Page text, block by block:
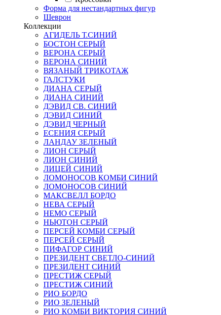
Форма для нестандартных фигур
Шеврон
Коллекции
АГИДЕЛЬ Т.СИНИЙ
БОСТОН СЕРЫЙ
ВЕРОНА СЕРЫЙ
ВЕРОНА СИНИЙ
ВЯЗАНЫЙ ТРИКОТАЖ
ГАЛСТУКИ
ДИАНА СЕРЫЙ
ДИАНА СИНИЙ
ДЭВИД СВ. СИНИЙ
ДЭВИД СИНИЙ
ДЭВИД ЧЕРНЫЙ
ЕСЕНИЯ СЕРЫЙ
ЛАНДАУ ЗЕЛЕНЫЙ
ЛИОН СЕРЫЙ
ЛИОН СИНИЙ
ЛИЦЕЙ СИНИЙ
ЛОМОНОСОВ КОМБИ СИНИЙ
ЛОМОНОСОВ СИНИЙ
МАКСВЕЛЛ БОРДО
НЕВА СЕРЫЙ
НЕМО СЕРЫЙ
НЬЮТОН СЕРЫЙ
ПЕРСЕЙ КОМБИ СЕРЫЙ
ПЕРСЕЙ СЕРЫЙ
ПИФАГОР СИНИЙ
ПРЕЗИДЕНТ СВЕТЛО-СИНИЙ
ПРЕЗИДЕНТ СИНИЙ
ПРЕСТИЖ СЕРЫЙ
ПРЕСТИЖ СИНИЙ
РИО БОРДО
РИО ЗЕЛЕНЫЙ
РИО КОМБИ ВИКТОРИЯ СИНИЙ